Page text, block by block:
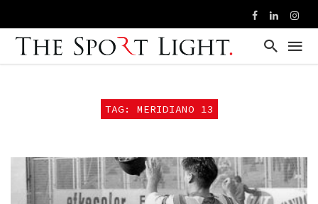
TAG: MERIDIANO 13